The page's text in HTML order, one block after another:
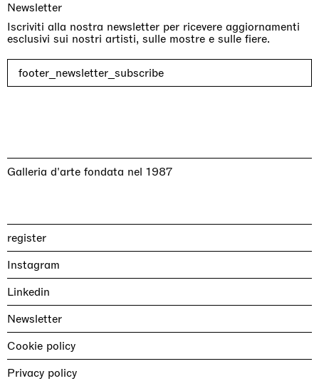
Newsletter
Iscriviti alla nostra newsletter per ricevere aggiornamenti
esclusivi sui nostri artisti, sulle mostre e sulle fiere.
footer_newsletter_subscribe
Galleria d'arte fondata nel 1987
register
Instagram
Linkedin
Newsletter
Cookie policy
Privacy policy